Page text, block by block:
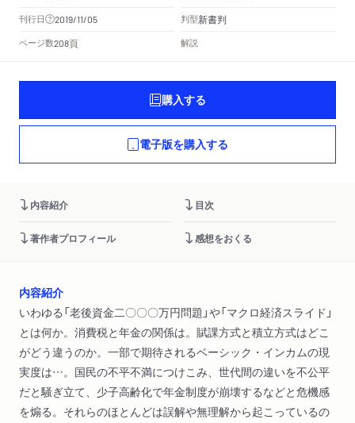
刊行日 2019/11/05 判型新書判
ページ数208頁 解説
購入する
電子版を購入する
内容紹介 目次
著作者プロフィール 感想をおくる
内容紹介
いわゆる「老後資金二〇〇〇万円問題」や「マクロ経済スライド」
とは何か。消費税と年金の関係は。賦課方式と積立方式はどこ
がどう違うのか。一部で期待されるベーシック・インカムの現
実度は…。国民の不平不満につけこみ、世代間の違いを不公平
だと騒ぎ立て、少子高齢化で年金制度が崩壊するなどと危機感
を煽る。それらのほとんどは誤解や無理解から起こっているの